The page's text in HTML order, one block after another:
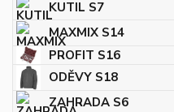
KUTIL S7
MAXMIX S14
PROFIT S16
ODĚVY S18
ZAHRADA S6